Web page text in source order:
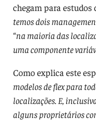
chegam para estudos
temos dois
“na maioria das
uma componente
Como explica este
modelos de flex para
localizações. E,
alguns proprietários